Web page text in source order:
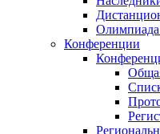
Конференции